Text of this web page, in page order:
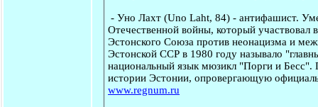
-Уно Лахт (Uno Laht, 84) - антифашист.
Отечественной войны, который
Эстонского Союза против неонацизма и
Эстонской ССР в 1980 году называло
национальный язык мюзикл "Порги и Бесc".
истории Эстонии, опровергающую
www.regnum.ru